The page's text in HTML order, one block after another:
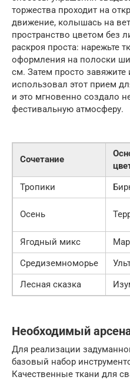
торжества проходит на
движение, колышась на
пространство цветом без
раскроя проста: нарежьте
оформления на полоски
см. Затем просто завяжите
использовал этот прием
и это мгновенно создало
фестивальную атмосферу.
Сочетание
Тропики
Осень
Ягодный микс
Средиземноморье
Лесная сказка
Необходимый
Для реализации
базовый набор
Качественные ткани для